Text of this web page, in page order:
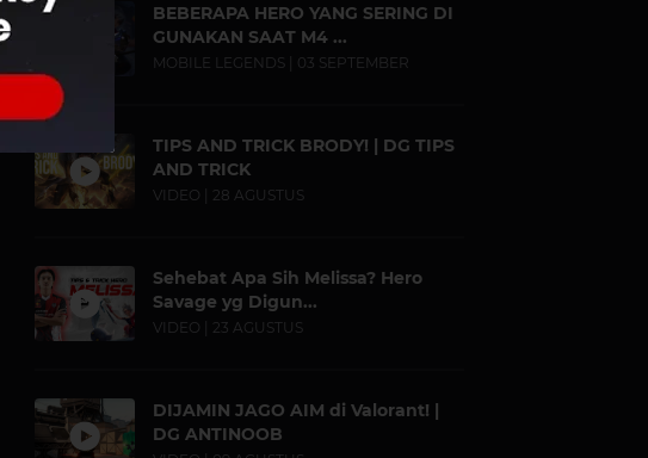
BEBERAPA HERO YANG SERING DI
GUNAKAN SAAT M4 ...
MOBILE LEGENDS | 03 SEPTEMBER
TIPS AND TRICK BRODY! | DG TIPS
AND TRICK
VIDEO | 28 AGUSTUS
Sehebat Apa Sih Melissa? Hero
Savage yg Digun...
VIDEO | 23 AGUSTUS
DIJAMIN JAGO AIM di Valorant! |
DG ANTINOOB